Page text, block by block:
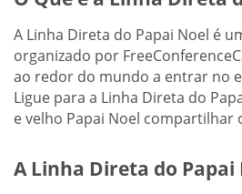
A Linha Direta do Papai Noel é
organizado por
ao redor do mundo a entrar no
Ligue para a Linha Direta do
e velho Papai Noel compartilhar
A Linha Direta do Papai